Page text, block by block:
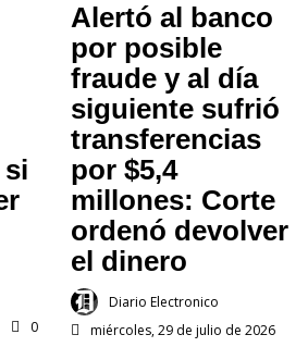
0
Alertó al banco
por posible
fraude y al día
siguiente sufrió
transferencias
por $5,4
millones: Corte
ordenó devolver
el dinero
Diario Electronico
miércoles, 29 de julio de 2026